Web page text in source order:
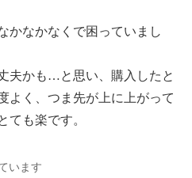
２２．５ｃｍ
２３．５ｃｍ
かなかなくで困っていまし
夫かも…と思い、購入したと
よく、つま先が上に上がって
ても楽です。
います